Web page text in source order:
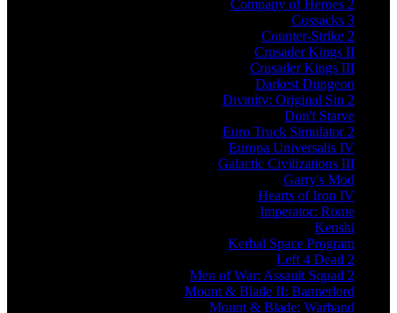
Company of Heroes 2
Cossacks 3
Counter-Strike 2
Crusader Kings II
Crusader Kings III
Darkest Dungeon
Divinity: Original Sin 2
Don't Starve
Euro Truck Simulator 2
Europa Universalis IV
Galactic Civilizations III
Garry's Mod
Hearts of Iron IV
Imperator: Rome
Kenshi
Kerbal Space Program
Left 4 Dead 2
Men of War: Assault Squad 2
Mount & Blade II: Bannerlord
Mount & Blade: Warband